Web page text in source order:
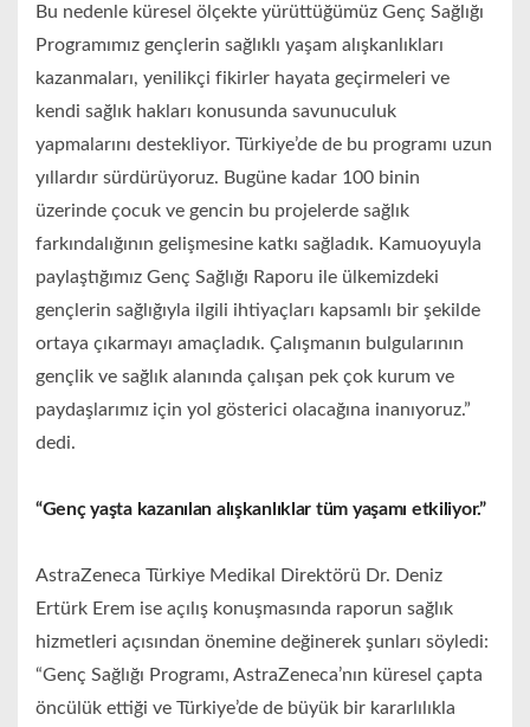
Bu nedenle küresel ölçekte yürüttüğümüz Genç Sağlığı
Programımız gençlerin sağlıklı yaşam alışkanlıkları
kazanmaları, yenilikçi fikirler hayata geçirmeleri ve
kendi sağlık hakları konusunda savunuculuk
yapmalarını destekliyor. Türkiye’de de bu programı uzun
yıllardır sürdürüyoruz. Bugüne kadar 100 binin
üzerinde çocuk ve gencin bu projelerde sağlık
farkındalığının gelişmesine katkı sağladık. Kamuoyuyla
paylaştığımız Genç Sağlığı Raporu ile ülkemizdeki
gençlerin sağlığıyla ilgili ihtiyaçları kapsamlı bir şekilde
ortaya çıkarmayı amaçladık. Çalışmanın bulgularının
gençlik ve sağlık alanında çalışan pek çok kurum ve
paydaşlarımız için yol gösterici olacağına inanıyoruz.”
dedi.
“Genç yaşta kazanılan alışkanlıklar tüm yaşamı etkiliyor.”
AstraZeneca Türkiye Medikal Direktörü Dr. Deniz
Ertürk Erem ise açılış konuşmasında raporun sağlık
hizmetleri açısından önemine değinerek şunları söyledi:
“Genç Sağlığı Programı, AstraZeneca’nın küresel çapta
öncülük ettiği ve Türkiye’de de büyük bir kararlılıkla